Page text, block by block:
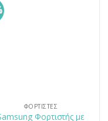
ΦΟΡΤΙΣΤΈΣ
Φορτιστής με